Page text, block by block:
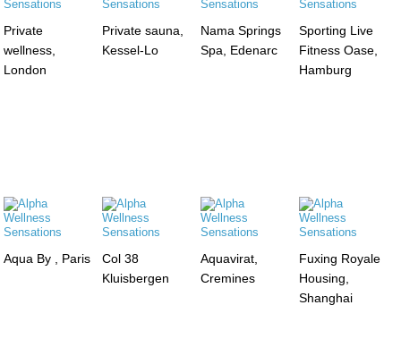
Private
wellness,
London
Private sauna,
Kessel-Lo
Nama Springs
Spa, Edenarc
Sporting Live
Fitness Oase,
Hamburg
Aqua By , Paris
Col 38
Kluisbergen
Aquavirat,
Cremines
Fuxing Royale
Housing,
Shanghai